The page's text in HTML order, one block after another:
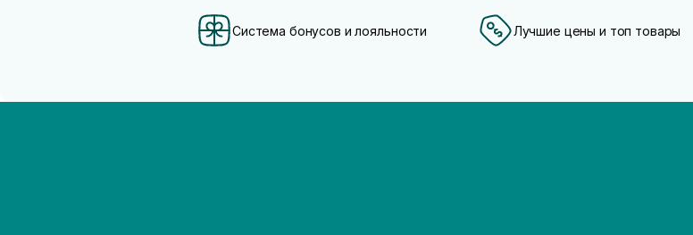
Система бонусов и лояльности Лучшие цены и топ товары